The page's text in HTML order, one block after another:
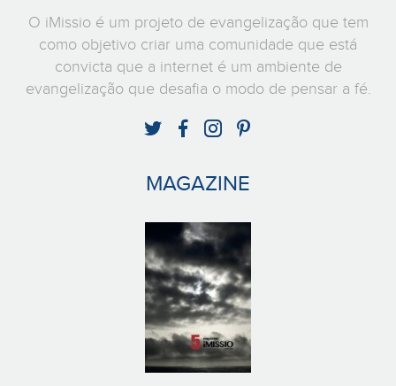
O iMissio é um projeto de evangelização que tem
como objetivo criar uma comunidade que está
convicta que a internet é um ambiente de
evangelização que desafia o modo de pensar a fé.
MAGAZINE